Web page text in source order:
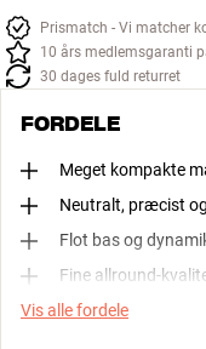
Prismatch - Vi matcher
10 års medlemsgaranti
30 dages fuld returret
FORDELE
Meget kompakte
Neutralt, præcist
Flot bas og
Fine allround-
Vis alle fordele